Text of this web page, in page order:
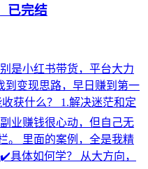
已完结
是小红书带货，平台大力
到变现思路，早日赚到第一
获什么？ 1.解决迷茫和定
业赚钱很心动，但自己无
。 里面的案例，全是我精
具体如何学？ 从大方向，